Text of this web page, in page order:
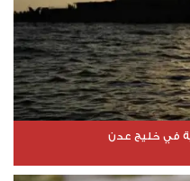
في خليج عدن